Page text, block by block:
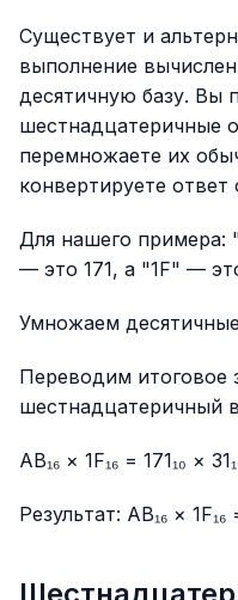
Существует и
выполнение
десятичную базу. Вы
шестнадцатеричные
перемножаете их
конвертируете ответ
Для нашего примера:
— это 171, а "1F" —
Умножаем десятичные
Переводим итоговое
шестнадцатеричный
AB₁₆ × 1F₁₆ = 171₁₀ ×
Результат: AB₁₆ × 1F₁₆